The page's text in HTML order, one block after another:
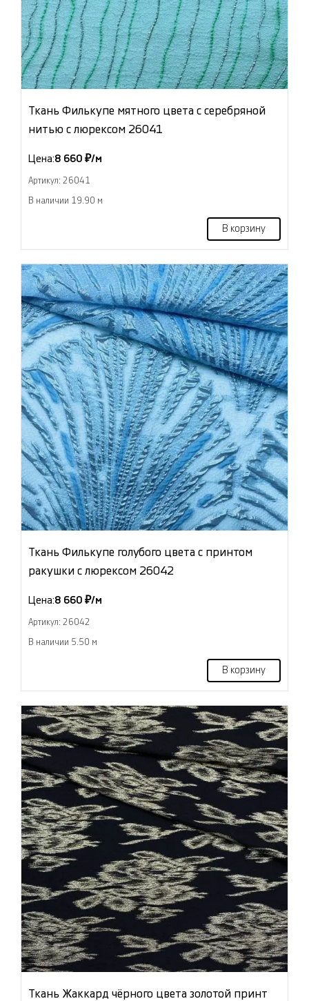
Ткань Филькупе мятного цвета с серебряной
нитью с люрексом 26041
Цена:8 660 ₽/м
Артикул: 26041
В наличии 19.90 м
В корзину
Ткань Филькупе голубого цвета с принтом
ракушки с люрексом 26042
Цена:8 660 ₽/м
Артикул: 26042
В наличии 5.50 м
В корзину
Ткань Жаккард чёрного цвета золотой принт